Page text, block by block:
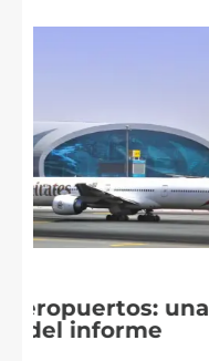
Tres eclipses
en el